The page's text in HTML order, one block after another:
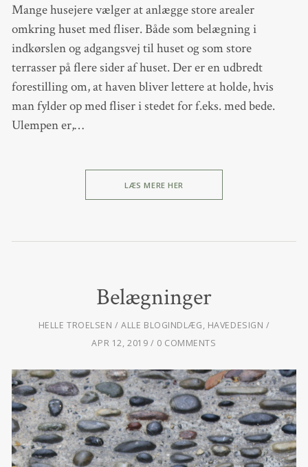
Mange husejere vælger at anlægge store arealer
omkring huset med fliser. Både som belægning i
indkørslen og adgangsvej til huset og som store
terrasser på flere sider af huset. Der er en udbredt
forestilling om, at haven bliver lettere at holde, hvis
man fylder op med fliser i stedet for f.eks. med bede.
Ulempen er,…
LÆS MERE HER
Belægninger
HELLE TROELSEN ALLE BLOGINDLÆG, HAVEDESIGN
APR 12, 2019
0 COMMENTS